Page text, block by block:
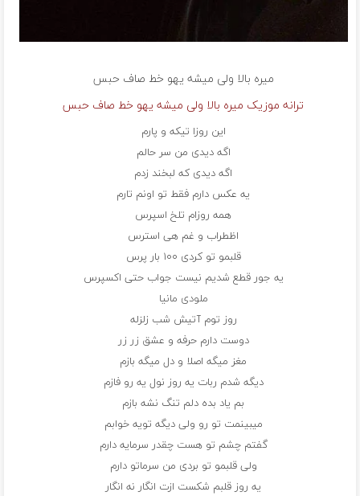
میره بالا ولی میشه یهو خط صاف حبس
ترانه موزیک میره بالا ولی میشه یهو خط صاف حبس
این روزا تیکه و پارم
اگه دیدی من سر حالم
اگه دیدی که لبخند زدم
یه عکس دارم فقط تو اونم تارم
همه روزام تلخ اسپرس
اظطراب و غم هی استرس
قلبمو تو کردی ۱۰۰ بار پرس
یه جور قطع شدیم نیست جواب حتی اکسپرس
ملودی مانیا
روز توم آتیش شب زلزله
دوست دارم حرفه و عشق زر زر
مغز میگه اصلا و دل میگه بازم
دیگه شدم ربات یه روز نول یه رو فازم
بم یاد بده دلم تنگ نشه بازم
میبینمت تو رو ولی دیگه تویه خوابم
گفتم چشم تو هست چقدر سرمایه دارم
ولی قلبمو تو بردی من سرماتو دارم
یه روز قلبم شکست ازت انگار نه انگار